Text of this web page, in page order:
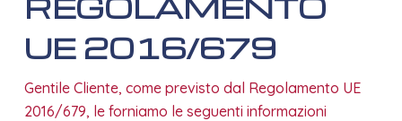
e
n
UE 2016/679
Gentile Cliente, come previsto dal Regolamento UE
2016/679, le forniamo le seguenti informazioni